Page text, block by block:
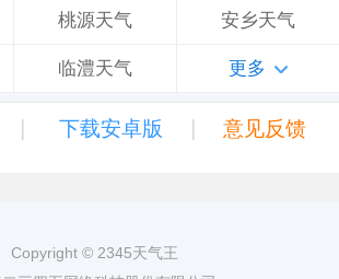
桃源天气 安乡天气
临澧天气 更多
| 下载安卓版 | 意见反馈
Copyright © 2345天气王